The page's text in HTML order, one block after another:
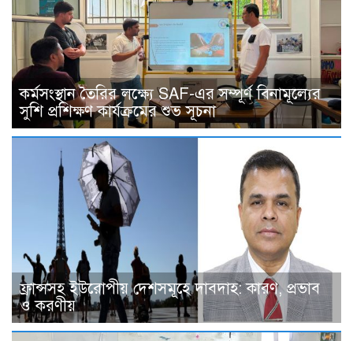
কর্মসংস্থান তৈরির লক্ষ্যে SAF-এর সম্পূর্ণ বিনামূল্যের
সুশি প্রশিক্ষণ কার্যক্রমের শুভ সূচনা
ফ্রান্সসহ ইউরোপীয় দেশসমূহে দাবদাহ: কারণ, প্রভাব
ও করণীয়